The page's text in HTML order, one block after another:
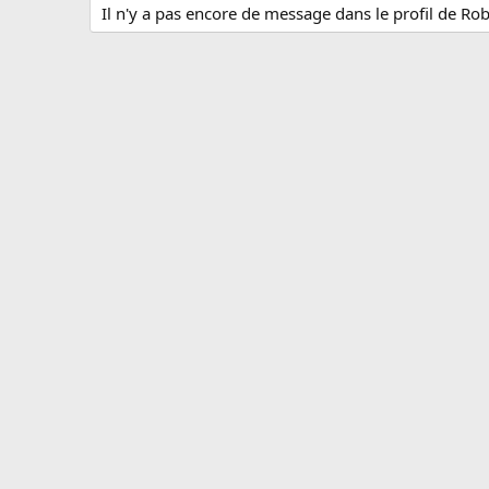
Il n'y a pas encore de message dans le profil de